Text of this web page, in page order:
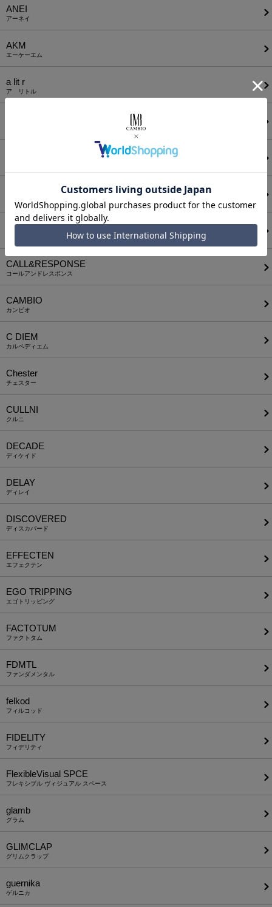
ANEI
アーネイ
AKM
エーケーエム
a lit r
ア リトル
アウィナイト
BODYSONG.
CALL&RESPONSE
コールアンドレスポンス
CAMBIO
カンビオ
C DIEM
カルペディエム
Chester
チェスター
CULLNI
クルニ
DECADE
ディケイド
DELAY
ディレイ
DISCOVERED
ディスカバード
EFFECTEN
エフェクテン
EGO TRIPPING
エゴトリッピング
FACTOTUM
ファクトタム
FDMTL
ファンダメンタル
felkod
フィルコッド
FIDELITY
フィデリティ
FlexibleVisual SPCE
フレキシブル ヴィジュアル スペース
glamb
グラム
GLIMCLAP
グリムクラップ
guernika
ゲルニカ